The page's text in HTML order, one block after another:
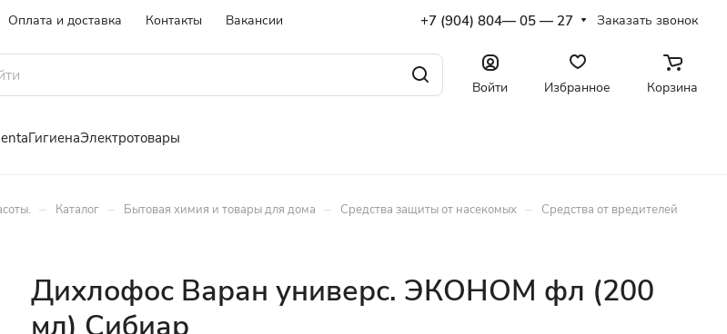
Оплата и доставка Контакты Вакансии +7 (904) 804— 05 — 27 Заказать звонок
Войти Избранное Корзина
ГигиенаЭлектротовары
– Каталог – Бытовая химия и товары для дома – Средства защиты от насекомых –
Средства от вредителей
Дихлофос Варан универс. ЭКОНОМ фл (200